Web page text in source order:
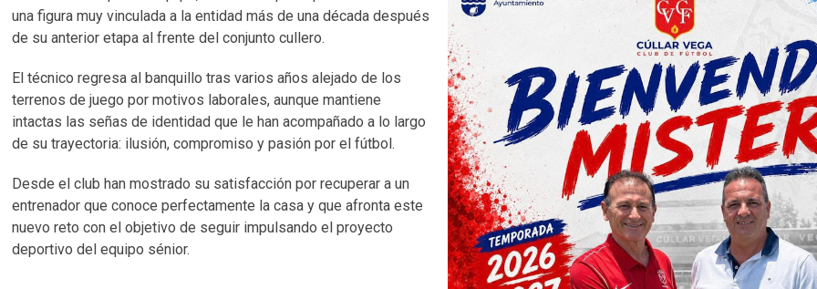
una figura muy vinculada a la entidad más de una década después
de su anterior etapa al frente del conjunto cullero.
El técnico regresa al banquillo tras varios años alejado de los
terrenos de juego por motivos laborales, aunque mantiene
intactas las señas de identidad que le han acompañado a lo largo
de su trayectoria: ilusión, compromiso y pasión por el fútbol.
Desde el club han mostrado su satisfacción por recuperar a un
entrenador que conoce perfectamente la casa y que afronta este
nuevo reto con el objetivo de seguir impulsando el proyecto
deportivo del equipo sénior.